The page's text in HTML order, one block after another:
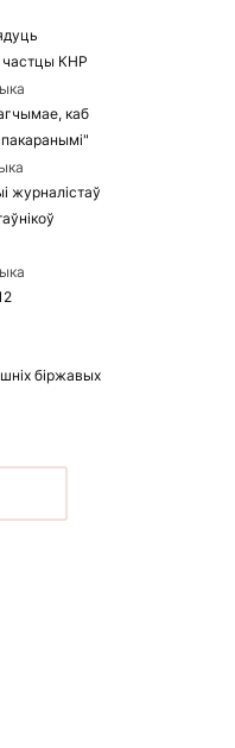
частцы КНР
каб
журналістаў
біржавых